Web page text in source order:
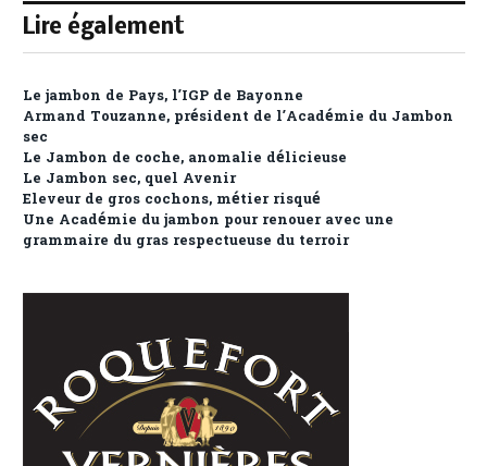
Lire également
Le jambon de Pays, l’IGP de Bayonne
Armand Touzanne, président de l’Académie du Jambon
sec
Le Jambon de coche, anomalie délicieuse
Le Jambon sec, quel Avenir
Eleveur de gros cochons, métier risqué
Une Académie du jambon pour renouer avec une
grammaire du gras respectueuse du terroir